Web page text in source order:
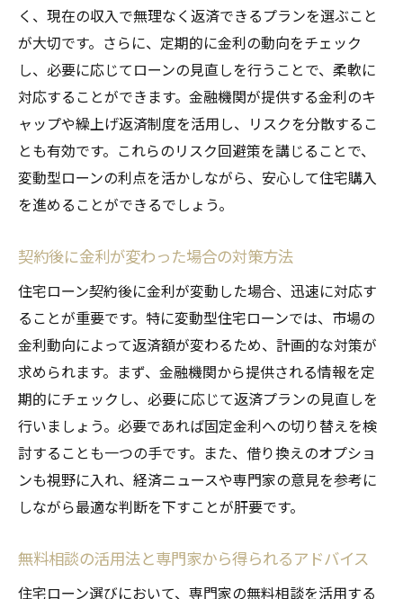
く、現在の収入で無理なく返済できるプランを選ぶこと
が大切です。さらに、定期的に金利の動向をチェック
し、必要に応じてローンの見直しを行うことで、柔軟に
対応することができます。金融機関が提供する金利のキ
ャップや繰上げ返済制度を活用し、リスクを分散するこ
とも有効です。これらのリスク回避策を講じることで、
変動型ローンの利点を活かしながら、安心して住宅購入
を進めることができるでしょう。
契約後に金利が変わった場合の対策方法
住宅ローン契約後に金利が変動した場合、迅速に対応す
ることが重要です。特に変動型住宅ローンでは、市場の
金利動向によって返済額が変わるため、計画的な対策が
求められます。まず、金融機関から提供される情報を定
期的にチェックし、必要に応じて返済プランの見直しを
行いましょう。必要であれば固定金利への切り替えを検
討することも一つの手です。また、借り換えのオプショ
ンも視野に入れ、経済ニュースや専門家の意見を参考に
しながら最適な判断を下すことが肝要です。
無料相談の活用法と専門家から得られるアドバイス
住宅ローン選びにおいて、専門家の無料相談を活用する